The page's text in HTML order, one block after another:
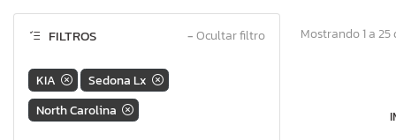
FILTROS −Ocultar filtro
KIA
Sedona Lx
North Carolina
Mostrando 1 a